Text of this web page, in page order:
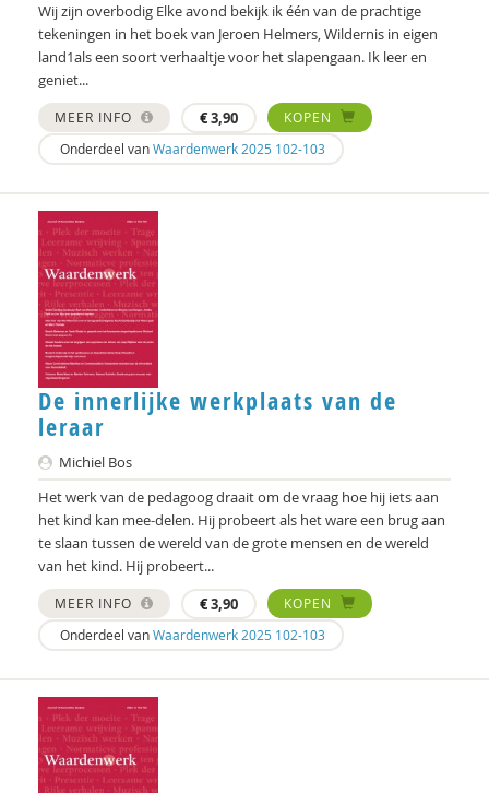
Mieke Moor
H. Muijen
Bodil Ponte
Heleen Pott
Erik Rietveld
Ronald Rietveld
Heleen Rippen
Peter Rombouts
Bart van Rosmalen
R. Ruard Ganzevoort
Anouk Saleming
Sandra Schouten
Martien Schreurs
Carmen Schuhmann
Oliver Schultz
Adri Smaling
Anneke Sools
Wij zijn overbodig Elke avond bekijk ik één van de prachtige
tekeningen in het boek van Jeroen Helmers, Wildernis in eigen
land1als een soort verhaaltje voor het slapengaan. Ik leer en
geniet...
MEER INFO €3,90
KOPEN
Onderdeel vanWaardenwerk 2025 102-103
De innerlijke werkplaats van de
leraar
Michiel Bos
Het werk van de pedagoog draait om de vraag hoe hij iets aan
het kind kan mee-delen. Hij probeert als het ware een brug aan
te slaan tussen de wereld van de grote mensen en de wereld
van het kind. Hij probeert...
MEER INFO €3,90
KOPEN
Onderdeel vanWaardenwerk 2025 102-103